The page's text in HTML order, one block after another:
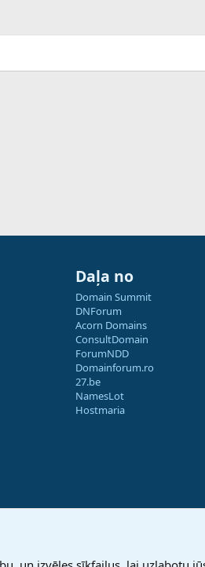
Daļa no
Domain Summit
DNForum
Acorn Domains
ConsultDomain
ForumNDD
Domainforum.ro
27.be
NamesLot
Hostmaria